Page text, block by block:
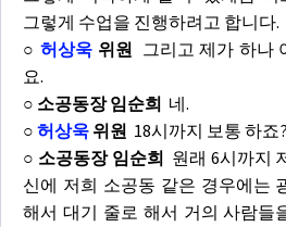
그렇게 수업을 진행하려고 합니다.
○ 허상욱 위원 그리고 제가 하나
요.
○ 소공동장 임순희 네.
○ 허상욱 위원 18시까지 보통 하죠?
○ 소공동장 임순희 원래 6시까지
신에 저희 소공동 같은 경우에는
해서 대기 줄로 해서 거의 사람들